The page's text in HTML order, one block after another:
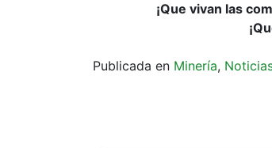
¡Que vivan las
Publicada en Minería,